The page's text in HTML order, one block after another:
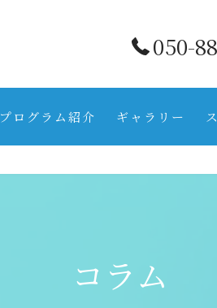
050-
プログラム紹介 ギャラリー
コラム